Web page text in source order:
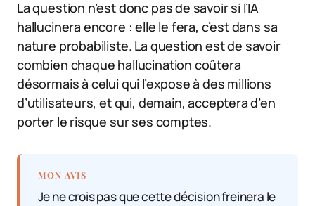
La question n’est donc pas de savoir si l’IA
hallucinera encore : elle le fera, c’est dans sa
nature probabiliste. La question est de savoir
combien chaque hallucination coûtera
désormais à celui qui l’expose à des millions
d’utilisateurs, et qui, demain, acceptera d’en
porter le risque sur ses comptes.
MON AVIS
Je ne crois pas que cette décision freinera le